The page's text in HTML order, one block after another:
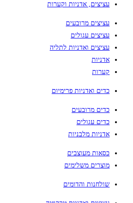
עציצים, אדניות וקערות
עציצים מרובעים
עציצים עגולים
עציצים ואדניות לתליה
אדניות
קערות
כדים ואדניות פרימיום
כדים מרובעים
כדים עגולים
אדניות מלבניות
כסאות מעוצבים
מוצרים משלימים
שולחנות והדומים